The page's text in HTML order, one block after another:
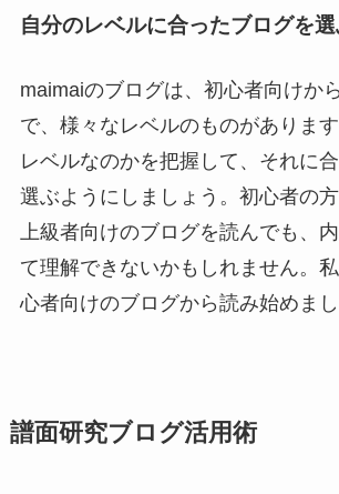
自分のレベルに合ったブログを
maimaiのブログは、初心者向けか
で、様々なレベルのものがありま
レベルなのかを把握して、それに
選ぶようにしましょう。初心者の
上級者向けのブログを読んでも、
て理解できないかもしれません。
心者向けのブログから読み始めまし
譜面研究ブログ活用術